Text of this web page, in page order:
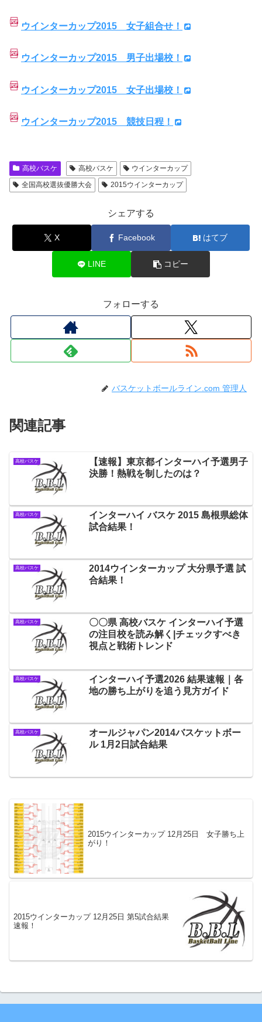
ウインターカップ2015 女子組合せ！
ウインターカップ2015 男子出場校！
ウインターカップ2015 女子出場校！
ウインターカップ2015 競技日程！
高校バスケ 高校バスケ
ウインターカップ
全国高校選抜優勝大会
2015ウインターカップ
シェアする
X Facebook はてブ
LINE コピー
フォローする
バスケットボールライン.com 管理人
関連記事
高校バスケ
【速報】東京都インターハイ予選男子
決勝！熱戦を制したのは？
高校バスケ
インターハイ バスケ 2015 島根県総体
試合結果！
高校バスケ
2014ウインターカップ 大分県予選 試
合結果！
高校バスケ
〇〇県 高校バスケ インターハイ予選
の注目校を読み解く|チェックすべき
視点と戦術トレンド
高校バスケ
インターハイ予選2026 結果速報｜各
地の勝ち上がりを追う見方ガイド
高校バスケ
オールジャパン2014バスケットボー
ル 1月2日試合結果
2015ウインターカップ 12月25日 女子勝ち上
がり！
2015ウインターカップ 12月25日 第5試合結果
速報！